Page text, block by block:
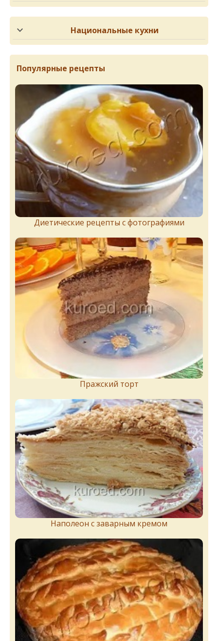
Национальные кухни
Популярные рецепты
Диетические рецепты с фотографиями
Пражский торт
Наполеон с заварным кремом